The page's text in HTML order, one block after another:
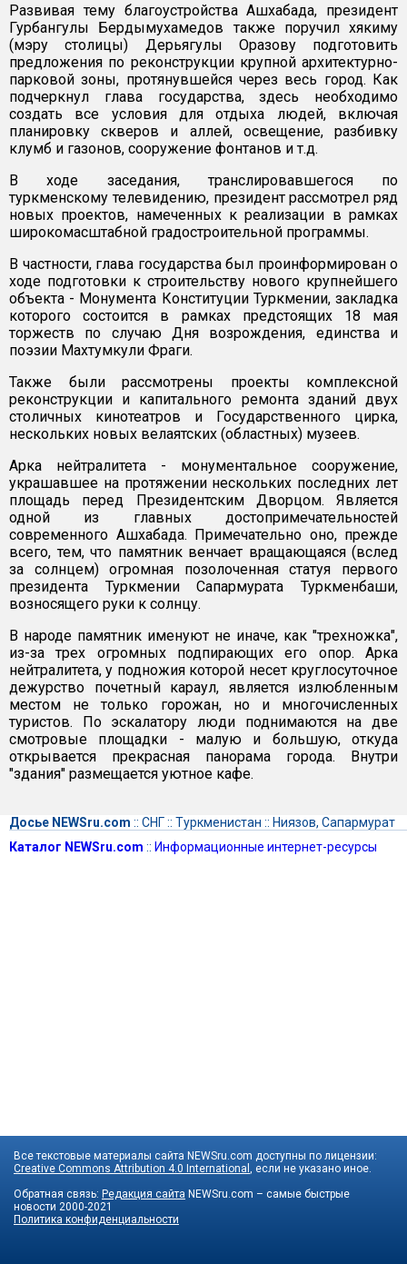
Развивая тему благоустройства Ашхабада, президент
Гурбангулы Бердымухамедов также поручил хякиму
(мэру столицы) Дерьягулы Оразову подготовить
предложения по реконструкции крупной архитектурно-
парковой зоны, протянувшейся через весь город. Как
подчеркнул глава государства, здесь необходимо
создать все условия для отдыха людей, включая
планировку скверов и аллей, освещение, разбивку
клумб и газонов, сооружение фонтанов и т.д.
В ходе заседания, транслировавшегося по
туркменскому телевидению, президент рассмотрел ряд
новых проектов, намеченных к реализации в рамках
широкомасштабной градостроительной программы.
В частности, глава государства был проинформирован о
ходе подготовки к строительству нового крупнейшего
объекта - Монумента Конституции Туркмении, закладка
которого состоится в рамках предстоящих 18 мая
торжеств по случаю Дня возрождения, единства и
поэзии Махтумкули Фраги.
Также были рассмотрены проекты комплексной
реконструкции и капитального ремонта зданий двух
столичных кинотеатров и Государственного цирка,
нескольких новых велаятских (областных) музеев.
Арка нейтралитета - монументальное сооружение,
украшавшее на протяжении нескольких последних лет
площадь перед Президентским Дворцом. Является
одной из главных достопримечательностей
современного Ашхабада. Примечательно оно, прежде
всего, тем, что памятник венчает вращающаяся (вслед
за солнцем) огромная позолоченная статуя первого
президента Туркмении Сапармурата Туркменбаши,
возносящего руки к солнцу.
В народе памятник именуют не иначе, как "трехножка",
из-за трех огромных подпирающих его опор. Арка
нейтралитета, у подножия которой несет круглосуточное
дежурство почетный караул, является излюбленным
местом не только горожан, но и многочисленных
туристов. По эскалатору люди поднимаются на две
смотровые площадки - малую и большую, откуда
открывается прекрасная панорама города. Внутри
"здания" размещается уютное кафе.
Досье NEWSru.com :: СНГ:: Туркменистан :: Ниязов, Сапармурат
Каталог NEWSru.com :: Информационные интернет-ресурсы
Все текстовые материалы сайта NEWSru.com доступны по лицензии:
Creative Commons Attribution 4.0 International
, если не указано иное.
Обратная связь: Редакция сайта NEWSru.com – самые быстрые
новости 2000-2021
Политика конфиденциальности